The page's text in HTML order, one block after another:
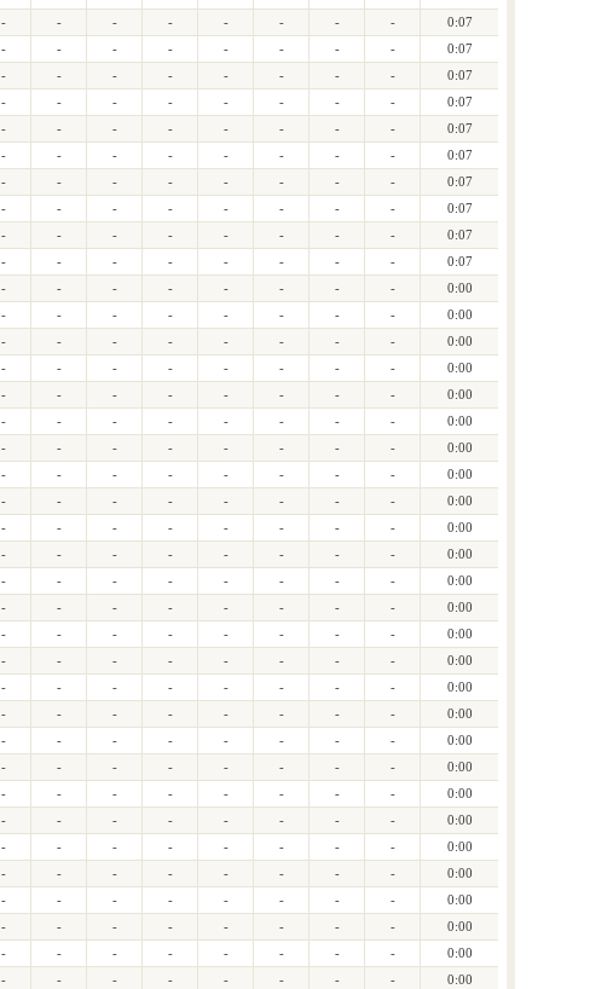
- - - - - - - -
0:07
- - - - - - - -
0:07
- - - - - - - -
0:07
- - - - - - - -
0:07
- - - - - - - -
0:07
- - - - - - - -
0:07
- - - - - - - -
0:07
- - - - - - - -
0:07
- - - - - - - -
0:07
- - - - - - - -
0:07
- - - - - - - -
0:00
- - - - - - - -
0:00
- - - - - - - -
0:00
- - - - - - - -
0:00
- - - - - - - -
0:00
- - - - - - - -
0:00
- - - - - - - -
0:00
- - - - - - - -
0:00
- - - - - - - -
0:00
- - - - - - - -
0:00
- - - - - - - -
0:00
- - - - - - - -
0:00
- - - - - - - -
0:00
- - - - - - - -
0:00
- - - - - - - -
0:00
- - - - - - - -
0:00
- - - - - - - -
0:00
- - - - - - - -
0:00
- - - - - - - -
0:00
- - - - - - - -
0:00
- - - - - - - -
0:00
- - - - - - - -
0:00
- - - - - - - -
0:00
- - - - - - - -
0:00
- - - - - - - -
0:00
- - - - - - - -
0:00
- - - - - - - -
0:00